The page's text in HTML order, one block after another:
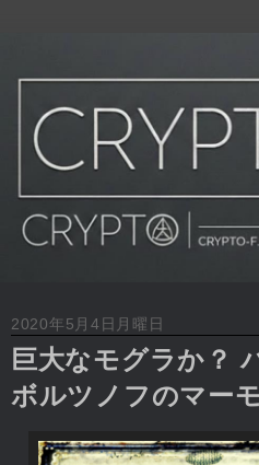
2020年5月4日月曜日
巨大なモグラか？
ボルツノフのマー